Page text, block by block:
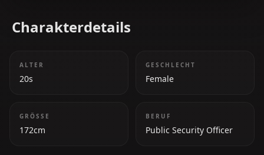
Charakterdetails
ALTER
20s
GESCHLECHT
Female
GRÖSSE
172cm
BERUF
Public Security Officer